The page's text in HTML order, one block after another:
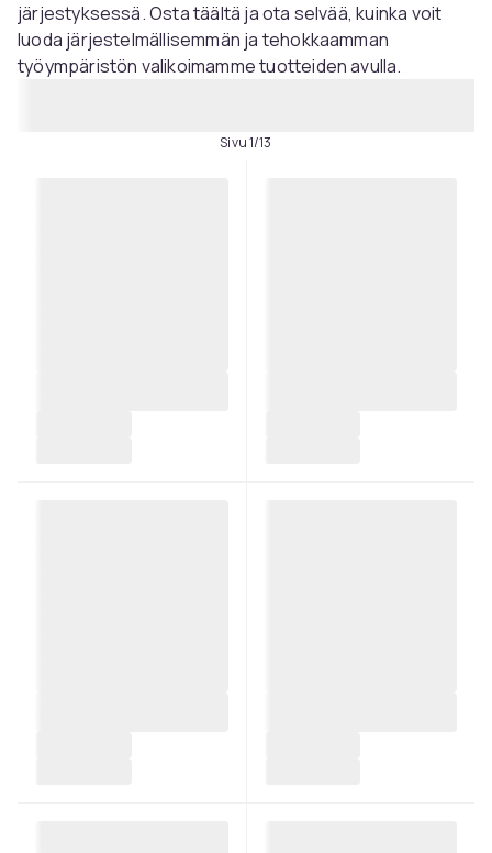
järjestyksessä. Osta täältä ja ota selvää, kuinka voit
luoda järjestelmällisemmän ja tehokkaamman
työympäristön valikoimamme tuotteiden avulla.
Sivu 1/13